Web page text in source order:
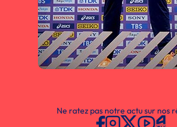
Ne ratez pas notre actu sur nos